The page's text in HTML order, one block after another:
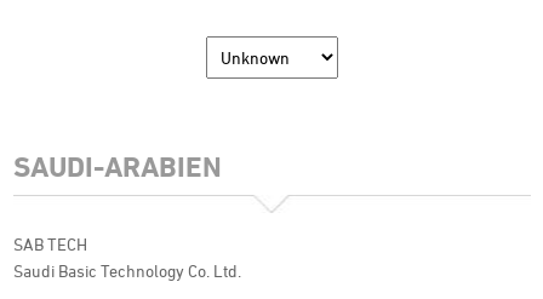
SAUDI-ARABIEN
SAB TECH
Saudi Basic Technology Co. Ltd.